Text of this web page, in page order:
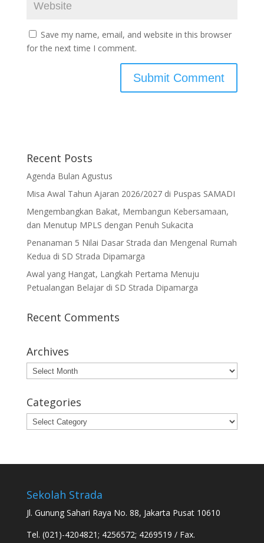
Save my name, email, and website in this browser
for the next time I comment.
Recent Posts
Agenda Bulan Agustus
Misa Awal Tahun Ajaran 2026/2027 di Puspas SAMADI
Mengembangkan Bakat, Membangun Kebersamaan,
dan Menutup MPLS dengan Penuh Sukacita
Penanaman 5 Nilai Dasar Strada dan Mengenal Rumah
Kedua di SD Strada Dipamarga
Awal yang Hangat, Langkah Pertama Menuju
Petualangan Belajar di SD Strada Dipamarga
Recent Comments
Archives
Archives
Categories
Categories
Sekolah Strada
Jl. Gunung Sahari Raya No. 88, Jakarta Pusat 10610
Tel. (021)-4204821; 4256572; 4269519 / Fax.